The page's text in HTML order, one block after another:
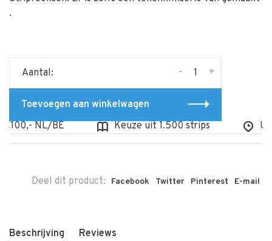
.
Aantal: +
-
Toevoegen aan winkelwagen
NL/BE
Keuze uit 1.500 strips Uit
Deel dit product: Facebook Twitter Pinterest E-mail
Beschrijving Reviews